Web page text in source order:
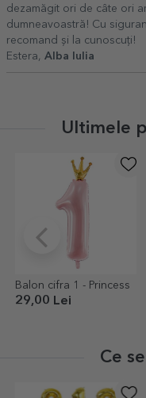
dezamăgit ori de câte ori
dumneavoastră! Cu
recomand și la cunoscuți!
Estera, Alba Iulia
Ultimele
Balon cifra 1 - Princess
29,00 Lei
Ce